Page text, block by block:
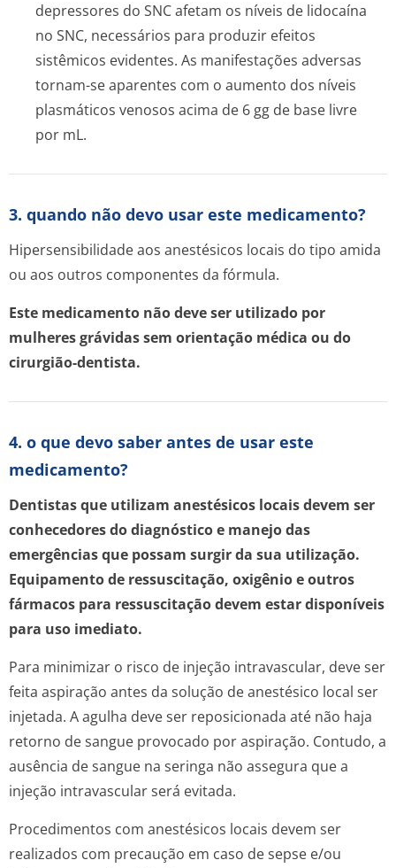
depressores do SNC afetam os níveis de lidocaína
no SNC, necessários para produzir efeitos
sistêmicos evidentes. As manifestações adversas
tornam-se aparentes com o aumento dos níveis
plasmáticos venosos acima de 6 gg de base livre
por mL.
3. quando não devo usar este medicamento?
Hipersensibilidade aos anestésicos locais do tipo amida
ou aos outros componentes da fórmula.
Este medicamento não deve ser utilizado por
mulheres grávidas sem orientação médica ou do
cirurgião-dentista.
4. o que devo saber antes de usar este
medicamento?
Dentistas que utilizam anestésicos locais devem ser
conhecedores do diagnóstico e manejo das
emergências que possam surgir da sua utilização.
Equipamento de ressuscitação, oxigênio e outros
fármacos para ressuscitação devem estar disponíveis
para uso imediato.
Para minimizar o risco de injeção intravascular, deve ser
feita aspiração antes da solução de anestésico local ser
injetada. A agulha deve ser reposicionada até não haja
retorno de sangue provocado por aspiração. Contudo, a
ausência de sangue na seringa não assegura que a
injeção intravascular será evitada.
Procedimentos com anestésicos locais devem ser
realizados com precaução em caso de sepse e/ou